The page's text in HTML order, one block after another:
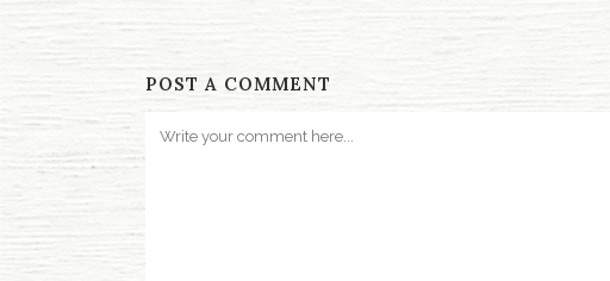
POST A COMMENT